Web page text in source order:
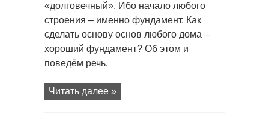
«долговечный». Ибо начало любого
строения – именно фундамент. Как
сделать основу основ любого дома –
хороший фундамент? Об этом и
поведём речь.
Читать далее »